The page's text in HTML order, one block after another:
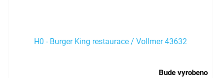
H0 - Burger King restaurace / Vollmer 43632
Bude vyrobeno